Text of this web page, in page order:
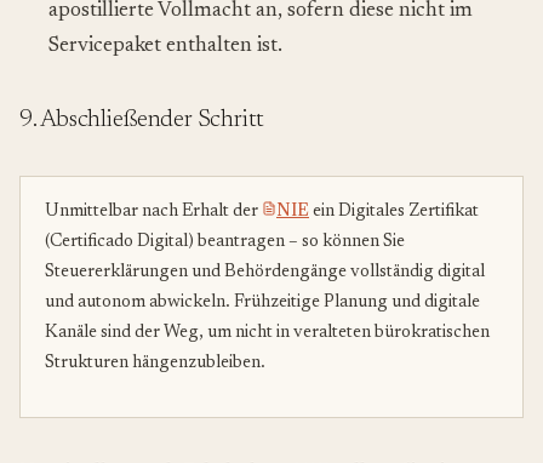
apostillierte Vollmacht an, sofern diese nicht im
Servicepaket enthalten ist.
9. Abschließender Schritt
Unmittelbar nach Erhalt der NIE ein Digitales Zertifikat
(Certificado Digital) beantragen – so können Sie
Steuererklärungen und Behördengänge vollständig digital
und autonom abwickeln. Frühzeitige Planung und digitale
Kanäle sind der Weg, um nicht in veralteten bürokratischen
Strukturen hängenzubleiben.